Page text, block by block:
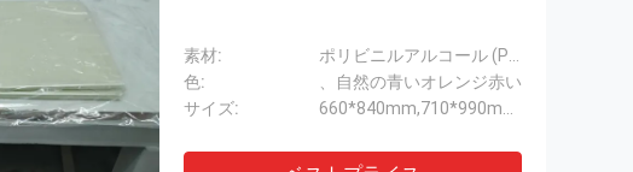
素材:
色:
、自然の青いオレンジ赤い
サイズ: